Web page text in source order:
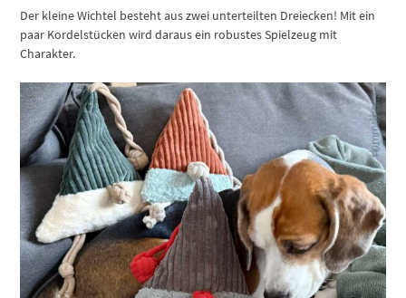
Der kleine Wichtel besteht aus zwei unterteilten Dreiecken! Mit ein
paar Kordelstücken wird daraus ein robustes Spielzeug mit
Charakter.